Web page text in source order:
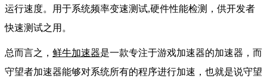
运行速度。用于系统频率变速测试,硬件性能检测，供开发者
快速测试之用。
总而言之， 鲜牛加速器是一款专注于游戏加速器的加速器，而
守望者加速器能够对系统所有的程序进行加速，也就是说守望